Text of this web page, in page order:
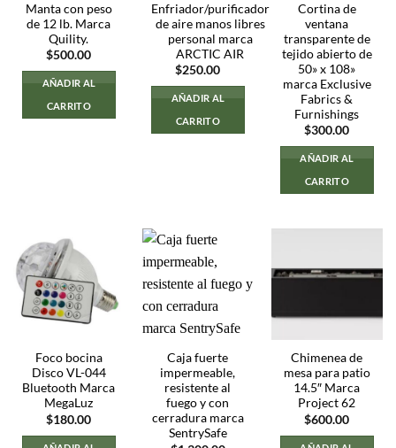
Manta con peso
de 12 lb. Marca
Quility.
$500.00
AÑADIR AL
CARRITO
Enfriador/purificador
de aire manos libres
personal marca
ARCTIC AIR
$250.00
AÑADIR AL
CARRITO
Cortina de
ventana
transparente de
tejido abierto de
50» x 108»
marca Exclusive
Fabrics &
Furnishings
$300.00
AÑADIR AL
CARRITO
Foco bocina
Disco VL-044
Bluetooth Marca
MegaLuz
$180.00
Caja fuerte
impermeable,
resistente al
fuego y con
cerradura marca
SentrySafe
Chimenea de
mesa para patio
14.5″ Marca
Project 62
$600.00